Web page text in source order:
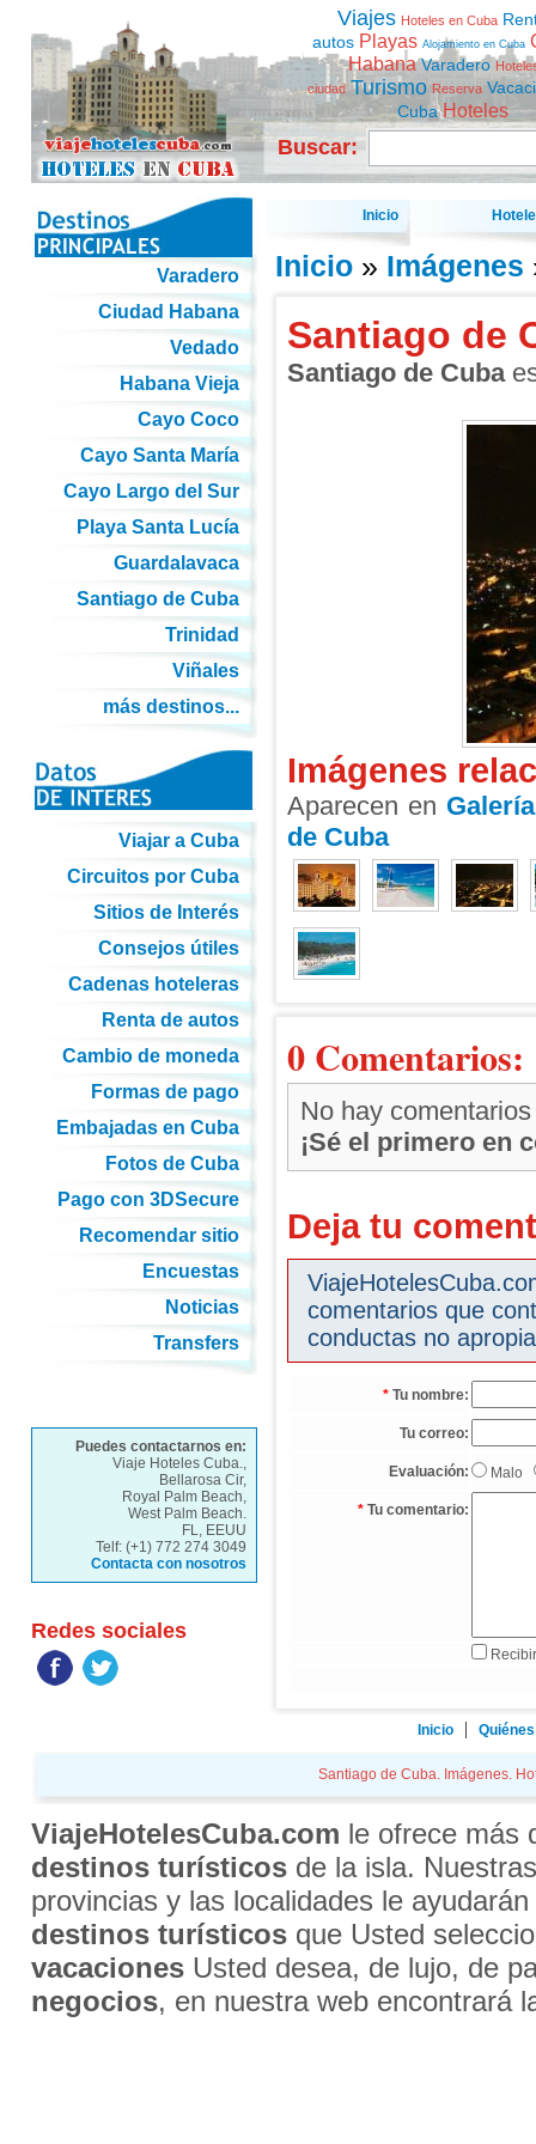
Viajes Hoteles en Cuba
autos Playas Alojamiento en Cuba
Habana Varadero
ciudad Turismo Reserva
Cuba Hoteles
Buscar:
Inicio
Inicio» Imágenes
Santiago de
Santiago de Cuba
Imágenes
Aparecen en
de Cuba
0 Comentarios:
No hay comentarios
¡Sé el primero en
Deja tu
comentarios que
conductas no
* Tu nombre:
Tu correo:
Evaluación: Malo
* Tu comentario:
Varadero
Ciudad Habana
Vedado
Habana Vieja
Cayo Coco
Cayo Santa María
Cayo Largo del Sur
Playa Santa Lucía
Guardalavaca
Santiago de Cuba
Trinidad
Viñales
más destinos...
Viajar a Cuba
Circuitos por Cuba
Sitios de Interés
Consejos útiles
Cadenas hoteleras
Renta de autos
Cambio de moneda
Formas de pago
Embajadas en Cuba
Fotos de Cuba
Pago con 3DSecure
Recomendar sitio
Encuestas
Noticias
Transfers
Puedes contactarnos en:
Viaje Hoteles Cuba.,
Bellarosa Cir,
Royal Palm Beach,
West Palm Beach.
FL, EEUU
Telf: (+1) 772 274 3049
Contacta con nosotros
Redes sociales
Inicio
Santiago de Cuba. Imágenes.
ViajeHotelesCuba.com le ofrece más
destinos turísticosde la isla.
provincias y las localidades le
destinos turísticosque Usted
vacacionesUsted desea, de lujo, de
negocios, en nuestra web encontrará